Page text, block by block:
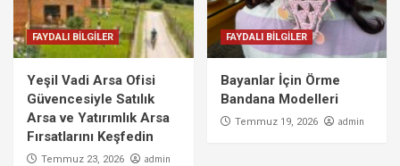
FAYDALI BİLGİLER
Yeşil Vadi Arsa Ofisi
Güvencesiyle Satılık
Arsa ve Yatırımlık Arsa
Fırsatlarını Keşfedin
Temmuz 23, 2026 admin
FAYDALI BİLGİLER
Bayanlar İçin Örme
Bandana Modelleri
Temmuz 19, 2026 admin